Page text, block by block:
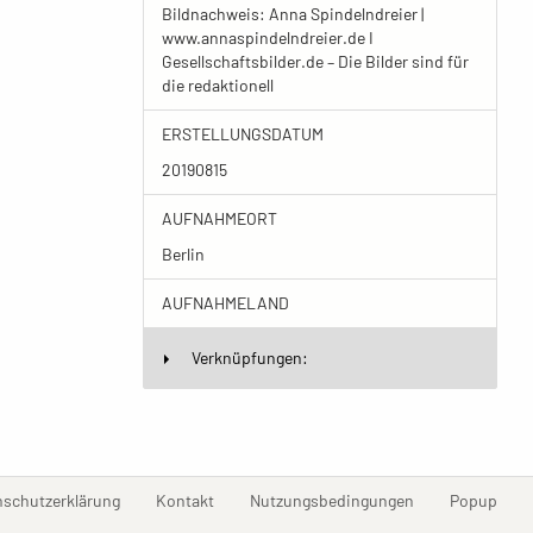
Bildnachweis: Anna Spindelndreier |
www.annaspindelndreier.de I
Gesellschaftsbilder.de – Die Bilder sind für
die redaktionell
ERSTELLUNGSDATUM
20190815
AUFNAHMEORT
Berlin
AUFNAHMELAND
Verknüpfungen:
(current)Kontakt(current)Nutzungsbedingungen (current)Popup